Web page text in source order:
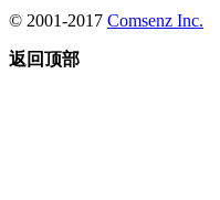
© 2001-2017 Comsenz Inc.
返回顶部